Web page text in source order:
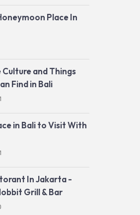
Place In
Culture and Things
Find in Bali
in Bali to Visit With
In Jakarta -
Grill & Bar